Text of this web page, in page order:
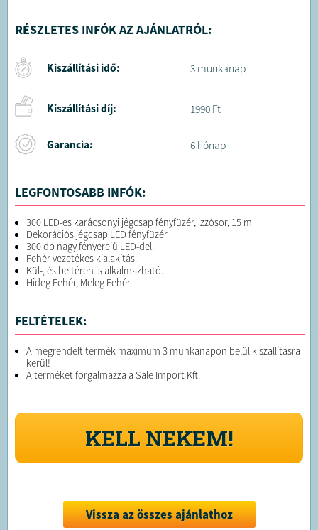
RÉSZLETES INFÓK AZ AJÁNLATRÓL:
Kiszállítási idő: 3 munkanap
Kiszállítási díj: 1990 Ft
Garancia: 6 hónap
LEGFONTOSABB INFÓK:
300 LED-es karácsonyi jégcsap fényfüzér, izzósor, 15 m
Dekorációs jégcsap LED fényfüzér
300 db nagy fényerejű LED-del.
Fehér vezetékes kialakítás.
Kül-, és beltéren is alkalmazható.
Hideg Fehér, Meleg Fehér
FELTÉTELEK:
A megrendelt termék maximum 3 munkanapon belül kiszállításra
kerül!
A terméket forgalmazza a Sale Import Kft.
KELL NEKEM!
Vissza az összes ajánlathoz